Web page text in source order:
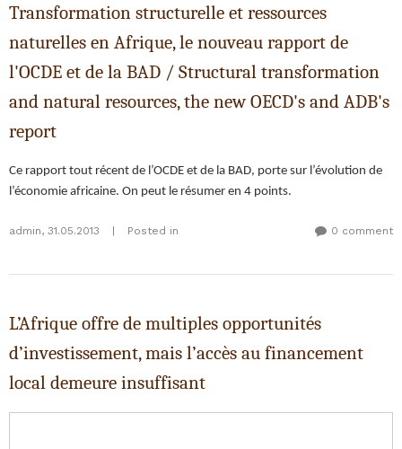
Transformation structurelle et ressources
naturelles en Afrique, le nouveau rapport de
l'OCDE et de la BAD / Structural transformation
and natural resources, the new OECD's and ADB's
report
Ce rapport tout récent de l’OCDE et de la BAD, porte sur l’évolution de
l’économie africaine. On peut le résumer en 4 points.
admin, 31.05.2013 Posted in 0 comment
L’Afrique offre de multiples opportunités
d’investissement, mais l’accès au financement
local demeure insuffisant